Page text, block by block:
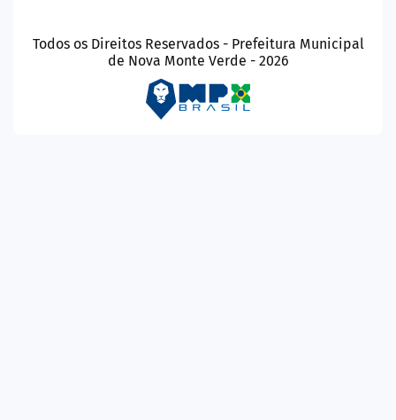
Todos os Direitos Reservados - Prefeitura Municipal
de Nova Monte Verde - 2026